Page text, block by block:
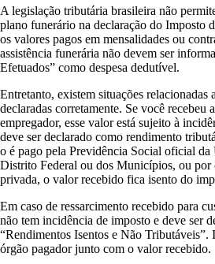
A legislação tributária brasileira não
plano funerário na declaração do Imposto
os valores pagos em mensalidades ou
assistência funerária não devem ser
Efetuados” como despesa dedutível.
Entretanto, existem situações relacionadas
declaradas corretamente. Se você
empregador, esse valor está sujeito à
deve ser declarado como rendimento
o é pago pela Previdência Social oficial da
Distrito Federal ou dos Municípios, ou por
privada, o valor recebido fica isento do
Em caso de ressarcimento recebido para
não tem incidência de imposto e deve ser
“Rendimentos Isentos e Não
órgão pagador junto com o valor recebido.